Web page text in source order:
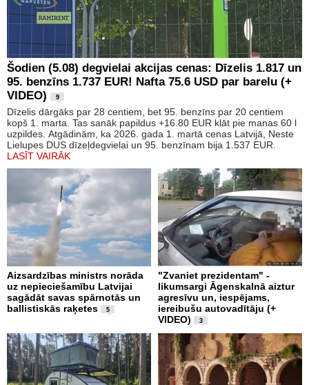
Šodien (5.08) degvielai akcijas cenas: Dīzelis 1.817 un
95. benzīns 1.737 EUR! Nafta 75.6 USD par barelu (+
VIDEO)
9
Dīzelis dārgāks par 28 centiem, bet 95. benzīns par 20 centiem
kopš 1. marta. Tas sanāk papildus +16.80 EUR klāt pie manas 60 l
uzpildes. Atgādinām, ka 2026. gada 1. martā cenas Latvijā, Neste
Lielupes DUS dīzeļdegvielai un 95. benzīnam bija 1.537 EUR.
LASĪT VAIRĀK
Aizsardzības ministrs norāda
uz nepieciešamību Latvijai
sagādāt savas spārnotās un
ballistiskās raķetes
5
"Zvaniet prezidentam" -
likumsargi Āgenskalnā aiztur
agresīvu un, iespējams,
iereibušu autovadītāju (+
VIDEO)
3